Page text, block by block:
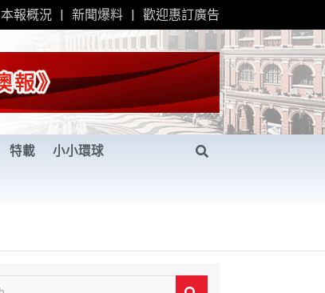
本報概況 新聞爆料 歡迎惠訂廣告
特載 小小環球